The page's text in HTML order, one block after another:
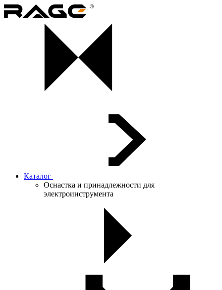
Каталог
Оснастка и принадлежности для
электроинструмента